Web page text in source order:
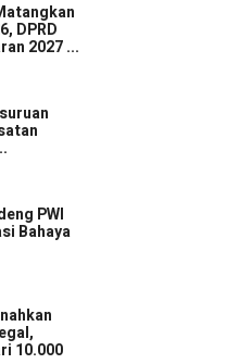
DPRD
2027 ...
PWI
Bahaya
10.000